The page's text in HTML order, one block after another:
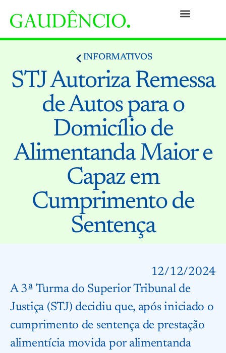
INFORMATIVOS
STJ Autoriza Remessa
de Autos para o
Domicílio de
Alimentanda Maior e
Capaz em
Cumprimento de
Sentença
12/12/2024
A 3ª Turma do Superior Tribunal de
Justiça (STJ) decidiu que, após iniciado o
cumprimento de sentença de prestação
alimentícia movida por alimentanda